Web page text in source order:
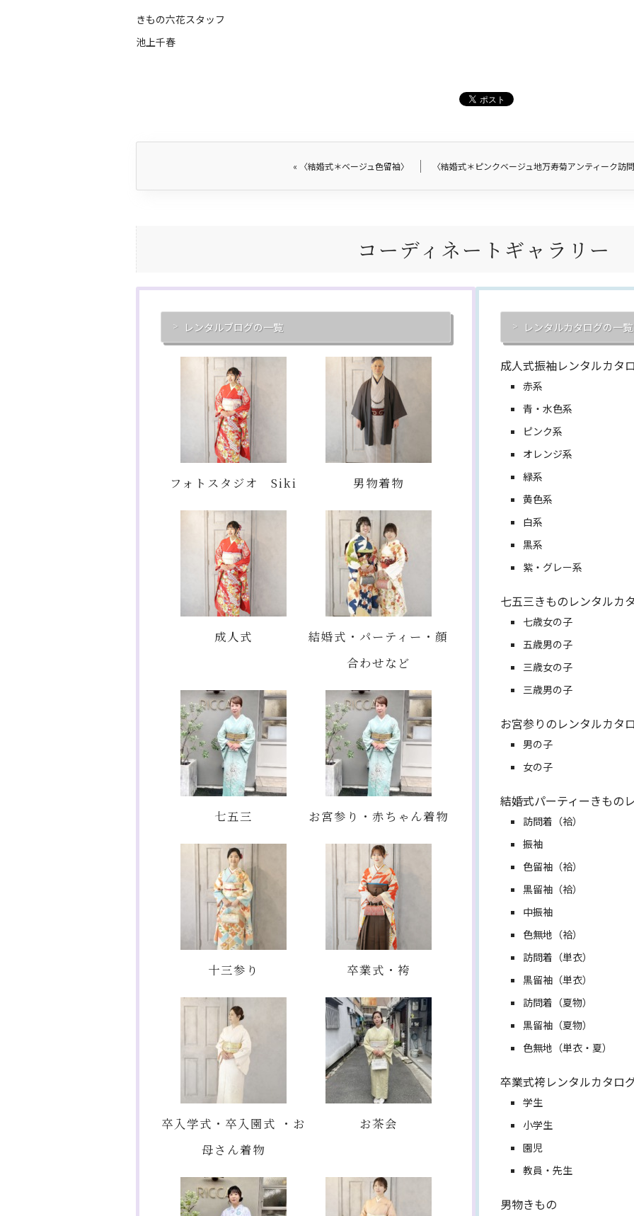
きもの六花スタッフ
池上千春
« 〈結婚式＊ベージュ色留袖〉 〈結婚式＊ピンクベージュ地万寿菊アンティーク訪
コーディネートギャラリー
レンタルブログの一覧
フォトスタジオ Siki 男物着物
成人式
結婚式・パーティー・顔
合わせなど
七五三 お宮参り・赤ちゃん着物
十三参り 卒業式・袴
卒入学式・卒入園式 ・お
母さん着物
お茶会
レンタルカタログの一覧
成人式振袖レンタルカタ
赤系
青・水色系
ピンク系
オレンジ系
緑系
黄色系
白系
黒系
紫・グレー系
七五三きものレンタルカ
七歳女の子
五歳男の子
三歳女の子
三歳男の子
お宮参りのレンタルカタ
男の子
女の子
結婚式パーティーきもの
訪問着（袷）
振袖
色留袖（袷）
黒留袖（袷）
中振袖
色無地（袷）
訪問着（単衣）
黒留袖（単衣）
訪問着（夏物）
黒留袖（夏物）
色無地（単衣・夏）
卒業式袴レンタルカタロ
学生
小学生
園児
教員・先生
男物きもの